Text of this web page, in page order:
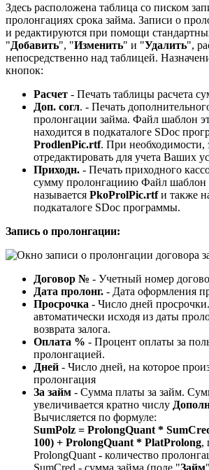
Здесь расположена таблица со писком
пролонгациях срока займа. Записи о
и редактируются при помощи
"Добавить", "Изменить" и "Удалить",
непосредственно над таблицей.
кнопок:
Расчет - Печать таблицы расчета
Доп. согл. - Печать
пролонгации займа. Файл шаблон
находится в подкаталоге SDoc
ProdlenPic.rtf. При необходимости,
отредактировать для учета Ваших
Приходн. - Печать приходного
сумму пролонгациию Файл шаблон
называется PkoProlPic.rtfи также
подкаталоге SDoc программы.
Запись о пролонгации:
Договор № - Учетный номер
Дата пролонг. - Дата оформления
Просрочка - Число дней
автоматически исходя из даты
возврата залога.
Оплата % - Процент оплаты за
пролонгацией.
Дней - Число дней, на которое
пролонгация
За займ - Сумма платы за займ.
увеличивается кратно числу
Вычисляется по формуле:
SumPolz = ProlongQuant *
100) + ProlongQuant * PlatProlong,
ProlongQuant - количество
SumCred - сумма займа (поле "Займ